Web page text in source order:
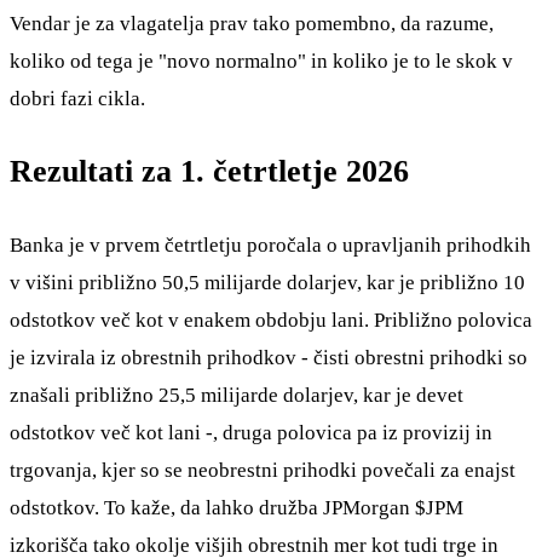
Vendar je za vlagatelja prav tako pomembno, da razume,
koliko od tega je "novo normalno" in koliko je to le skok v
dobri fazi cikla.
Rezultati za 1. četrtletje 2026
Banka je v prvem četrtletju poročala o upravljanih prihodkih
v višini približno 50,5 milijarde dolarjev, kar je približno 10
odstotkov več kot v enakem obdobju lani. Približno polovica
je izvirala iz obrestnih prihodkov - čisti obrestni prihodki so
znašali približno 25,5 milijarde dolarjev, kar je devet
odstotkov več kot lani -, druga polovica pa iz provizij in
trgovanja, kjer so se neobrestni prihodki povečali za enajst
odstotkov. To kaže, da lahko družba JPMorgan $JPM
izkorišča tako okolje višjih obrestnih mer kot tudi trge in